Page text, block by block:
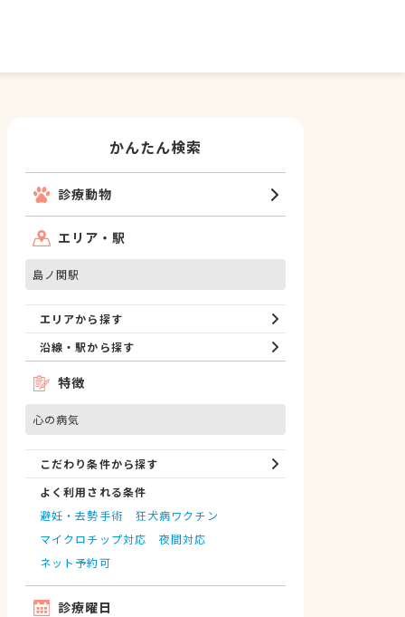
かんたん検索
診療動物
エリア・駅
島ノ関駅
エリアから探す
沿線・駅から探す
特徴
心の病気
こだわり条件から探す
よく利用される条件
避妊・去勢手術
狂犬病ワクチン
マイクロチップ対応
夜間対応
ネット予約可
診療曜日